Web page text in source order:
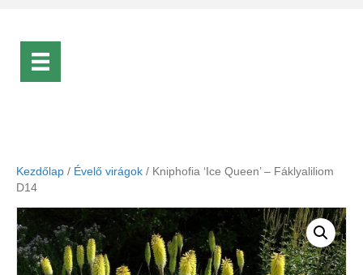
Kezdőlap / Évelő virágok / Kniphofia ‘Ice Queen’ – Fáklyaliliom
D14